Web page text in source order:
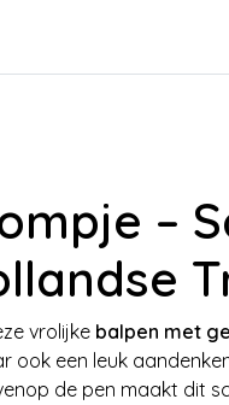
–
vrolijke balpen met
ook een leuk
de pen maakt dit